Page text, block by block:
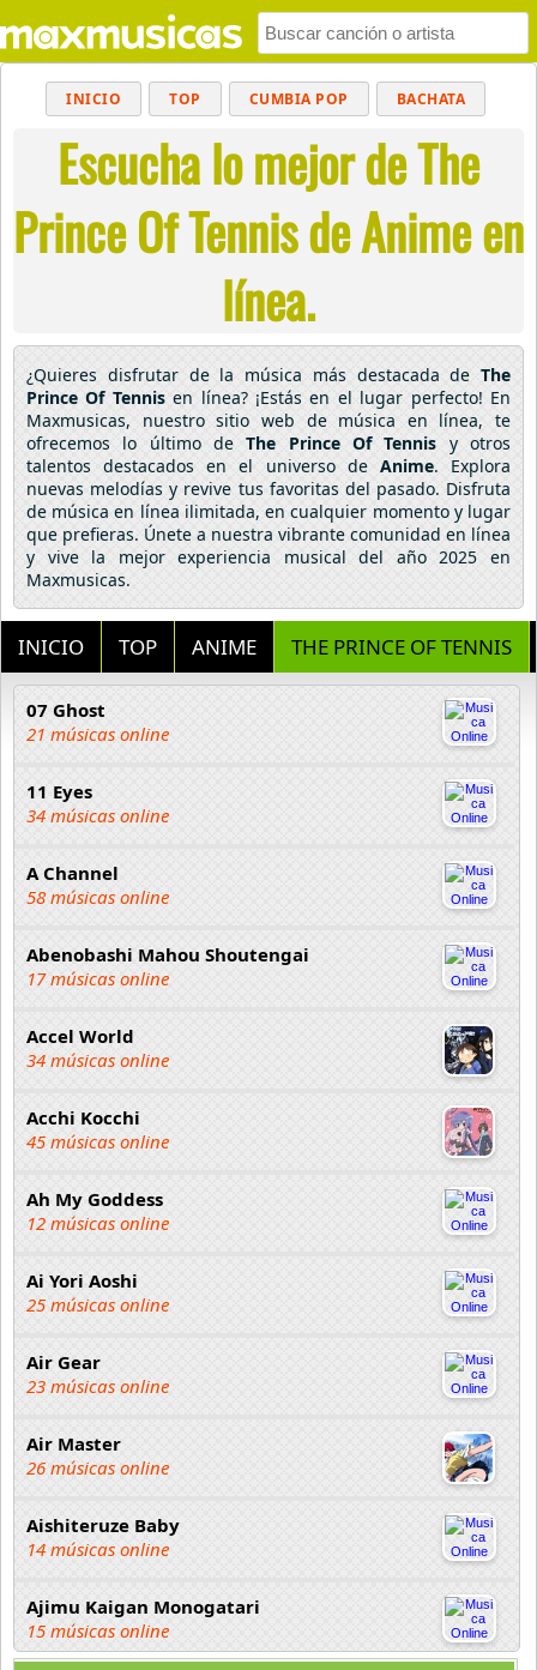
INICIO TOP CUMBIA POP BACHATA
POP MUSICA CRISTIANA REGGAETON
BALADAS ALTERNATIVO ELECTRÓNICA
CUMBIAS
Escucha lo mejor de The
Prince Of Tennis de Anime en
línea.
¿Quieres disfrutar de la música más destacada de The
Prince Of Tennisen línea? ¡Estás en el lugar perfecto! En
Maxmusicas, nuestro sitio web de música en línea, te
ofrecemos lo último deThe Prince Of Tennis y otros
talentos destacados en el universo de Anime. Explora
nuevas melodías y revive tus favoritas del pasado. Disfruta
de música en línea ilimitada, en cualquier momento y lugar
que prefieras. Únete a nuestra vibrante comunidad en línea
y vive la mejor experiencia musical del año 2025 en
Maxmusicas.
INICIO TOP ANIME THE PRINCE OF TENNIS
07 Ghost
21 músicas online
11 Eyes
34 músicas online
A Channel
58 músicas online
Abenobashi Mahou Shoutengai
17 músicas online
Accel World
34 músicas online
Acchi Kocchi
45 músicas online
Ah My Goddess
12 músicas online
Ai Yori Aoshi
25 músicas online
Air Gear
23 músicas online
Air Master
26 músicas online
Aishiteruze Baby
14 músicas online
Ajimu Kaigan Monogatari
15 músicas online